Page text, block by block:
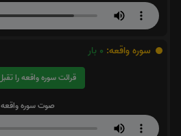
سوره واقعه: 0 بار
قرائت سوره واقعه را تقبل میکنم
صوت سوره واقعه